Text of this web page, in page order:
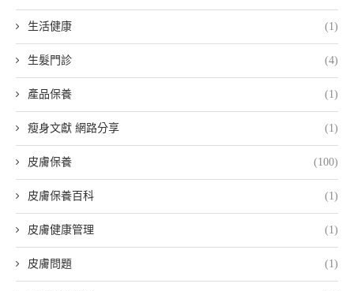
生活健康 (1)
生髮門診 (4)
產品保養 (1)
瘦身文獻 網路分享 (1)
皮膚保養 (100)
皮膚保養百科 (1)
皮膚健康管理 (1)
皮膚問題 (1)